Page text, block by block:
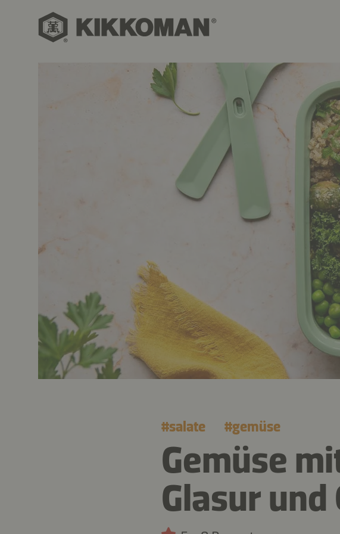
#salate #gemüse
Gemüse
Glasur und